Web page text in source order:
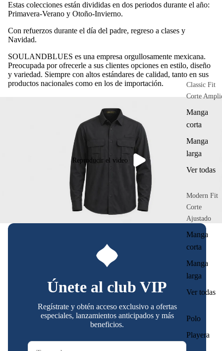
Classic Fit
Corte
Manga
corta
Manga
larga
Ver todas
Modern Fit
Corte
Ajustado
Manga
corta
Manga
larga
Ver todas
Polo
Playera
Estas colecciones están divididas en dos periodos durante el año:
Primavera-Verano y Otoño-Invierno.
Con refuerzos durante el día del padre, regreso a clases y
Navidad.
SOULANDBLUES es una empresa orgullosamente mexicana.
Preocupada por ofrecerle a sus clientes opciones en estilo, diseño
y variedad. Siempre con altos estándares de calidad, tanto en sus
productos nacionales como en los de importación.
Reproducir el video
Únete al club VIP
Regístrate y obtén acceso exclusivo a ofertas
especiales, lanzamientos anticipados y más
beneficios.